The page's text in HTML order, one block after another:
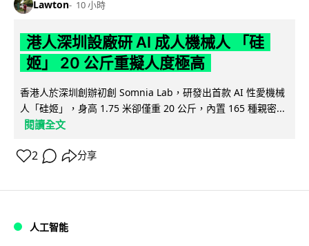
Lawton 10 小時
港人深圳設廠研 AI 成人機械人 「硅
姬」 20 公斤重擬人度極高
香港人於深圳創辦初創 Somnia Lab，研發出首款 AI 性愛機械
人「硅姬」，身高 1.75 米卻僅重 20 公斤，內置 165 種親密...
閱讀全文
2 分享
人工智能